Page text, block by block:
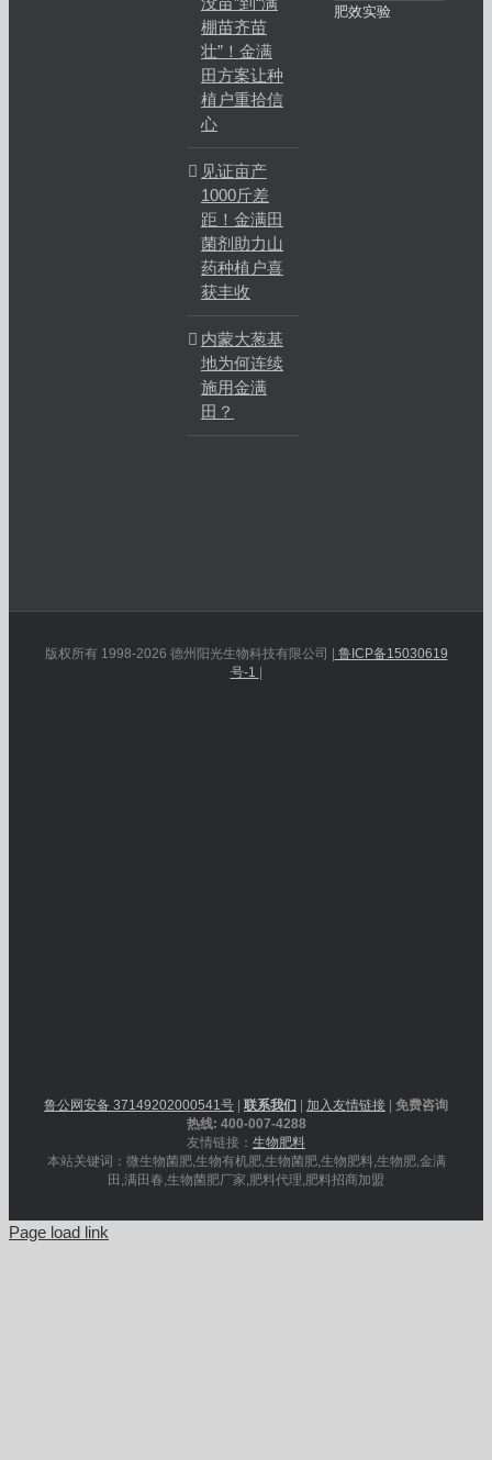
棚苗齐苗
壮”！金满
田方案让种
植户重拾信
心
见证亩产
1000斤差
距！金满田
菌剂助力山
药种植户喜
获丰收
内蒙大葱基
地为何连续
施用金满
田？
肥效实验
版权所有 1998-2026 德州阳光生物科技有限公司 |
鲁ICP备15030619
号-1
鲁公网安备 37149202000541号 联系我们 加入友情链接
免费咨询
热线: 400-007-4288
友情链接： 生物肥料
本站关键词：微生物菌肥,生物有机肥,生物菌肥,生物肥料,生物肥,金满
田,满田春,生物菌肥厂家,肥料代理,肥料招商加盟
Page load link